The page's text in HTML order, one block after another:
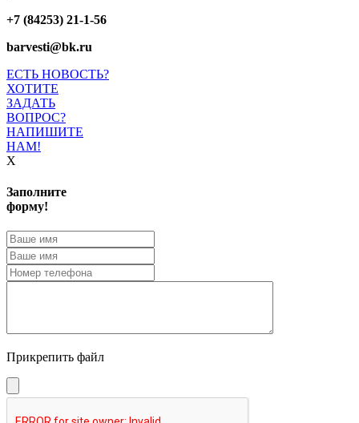
+7 (84253) 21-1-56
barvesti@bk.ru
ЕСТЬ НОВОСТЬ?
ХОТИТЕ
ЗАДАТЬ
ВОПРОС?
НАПИШИТЕ
НАМ!
X
Заполните
форму!
Прикрепить файл